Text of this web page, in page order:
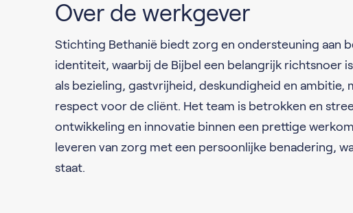
Over de werkgever
Stichting Bethanië biedt zorg en ondersteuning aan
identiteit, waarbij de Bijbel een belangrijk richtsnoer
als bezieling, gastvrijheid, deskundigheid en ambitie,
respect voor de cliënt. Het team is betrokken en
ontwikkeling en innovatie binnen een prettige
leveren van zorg met een persoonlijke benadering,
staat.